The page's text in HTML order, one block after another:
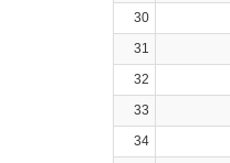
30
31
32
33
34